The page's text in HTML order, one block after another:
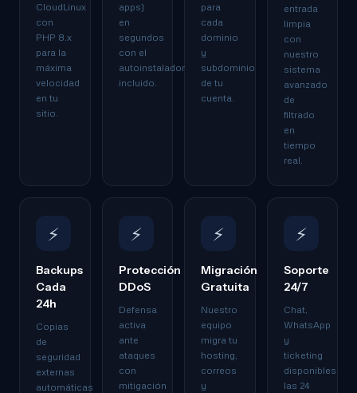
CloudLinux
con
PHP 8.x
para la
máxima
velocidad
en tu
sitio.
apps)
en
segundos
con el
autoinstalador
incluido.
para
cada
dominio
y
subdominio
de tu
cuenta.
entrada
limpia
con
nuestro
sistema
avanzado
de
filtrado
en
tiempo
real.
⚡
Backups
Cada
24h
Copias
de
seguridad
externas
automáticas
⚡
Protección
DDoS
Defensa
activa
ante
ataques
con
mitigación
⚡
Migración
Gratuita
Nuestro
equipo
migra tu
hosting,
correos
y
⚡
Soporte
24/7
Chat,
WhatsApp
y
ticketing
disponibles
las 24